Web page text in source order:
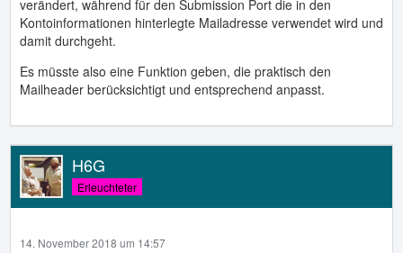
verändert, während für den Submission Port die in den
Kontoinformationen hinterlegte Mailadresse verwendet wird und
damit durchgeht.
Es müsste also eine Funktion geben, die praktisch den
Mailheader berücksichtigt und entsprechend anpasst.
H6G
Erleuchteter
14. November 2018 um 14:57